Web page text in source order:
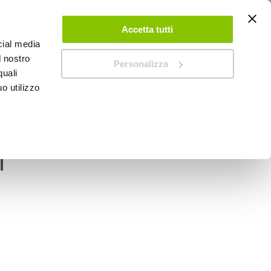
media
nostro
utilizzo
Accetta tutti
Personalizza
ACCEDI CREA UN ACCOUNT CONTATTACI